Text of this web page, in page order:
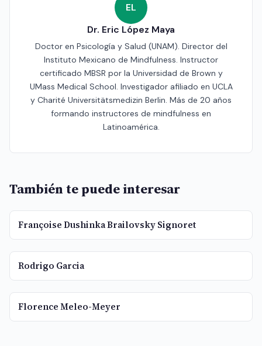
EL
Dr. Eric López Maya
Doctor en Psicología y Salud (UNAM). Director del
Instituto Mexicano de Mindfulness. Instructor
certificado MBSR por la Universidad de Brown y
UMass Medical School. Investigador afiliado en UCLA
y Charité Universitätsmedizin Berlin. Más de 20 años
formando instructores de mindfulness en
Latinoamérica.
También te puede interesar
Françoise Dushinka Brailovsky Signoret
Rodrigo Garcia
Florence Meleo-Meyer